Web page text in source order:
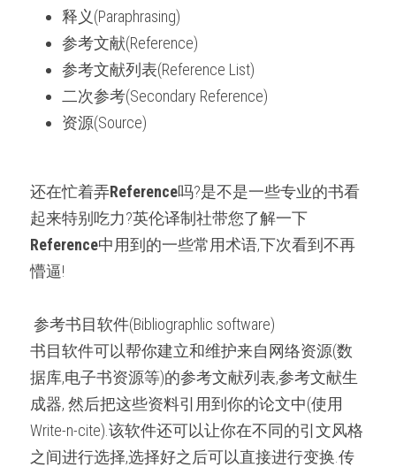
出版与商业写作
释义(Paraphrasing)
参考文献(Reference)
参考文献列表(Reference List)
二次参考(Secondary Reference)
资源(Source)
还在忙着弄Reference吗?是不是一些专业的书看
起来特别吃力?英伦译制社带您了解一下
Reference中用到的一些常用术语,下次看到不再
懵逼!
参考书目软件(Bibliographlic software)
书目软件可以帮你建立和维护来自网络资源(数
据库,电子书资源等)的参考文献列表,参考文献生
成器, 然后把这些资料引用到你的论文中(使用
Write-n-cite).该软件还可以让你在不同的引文风格
之间进行选择,选择好之后可以直接进行变换.传